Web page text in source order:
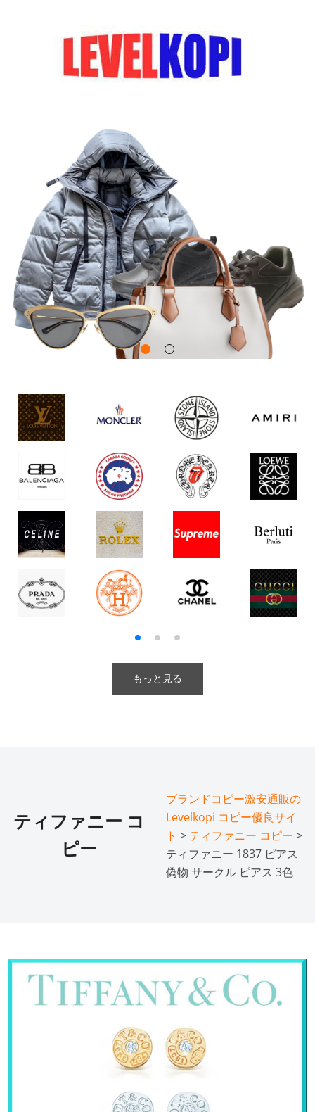
もっと見る
ティファニー コ
ピー
ブランドコピー激安通販の
Levelkopi コピー優良サイ
ト > ティファニー コピー >
ティファニー 1837 ピアス
偽物 サークル ピアス 3色